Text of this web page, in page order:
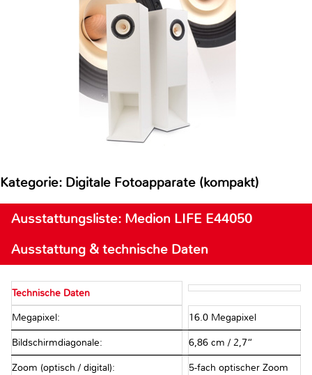
Kategorie: Digitale Fotoapparate (kompakt)
Ausstattungsliste: Medion LIFE E44050
Ausstattung & technische Daten
Technische Daten
Megapixel: 16.0 Megapixel
Bildschirmdiagonale: 6,86 cm / 2,7“
Zoom (optisch / digital): 5-fach optischer Zoom